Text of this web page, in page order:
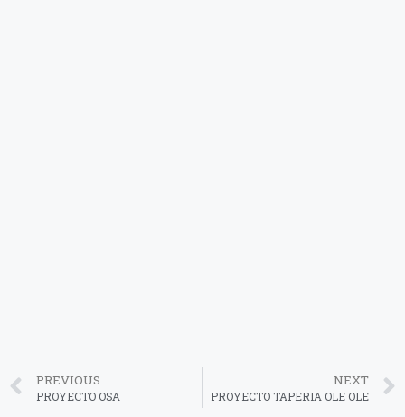
PREVIOUS
PROYECTO OSA
NEXT
PROYECTO TAPERIA OLE OLE